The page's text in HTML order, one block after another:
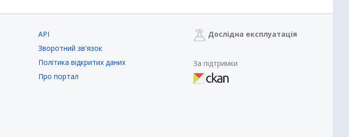
API
Зворотний зв'язок
Політика відкритих даних
Про портал
Дослідна експлуатація
За підтримки